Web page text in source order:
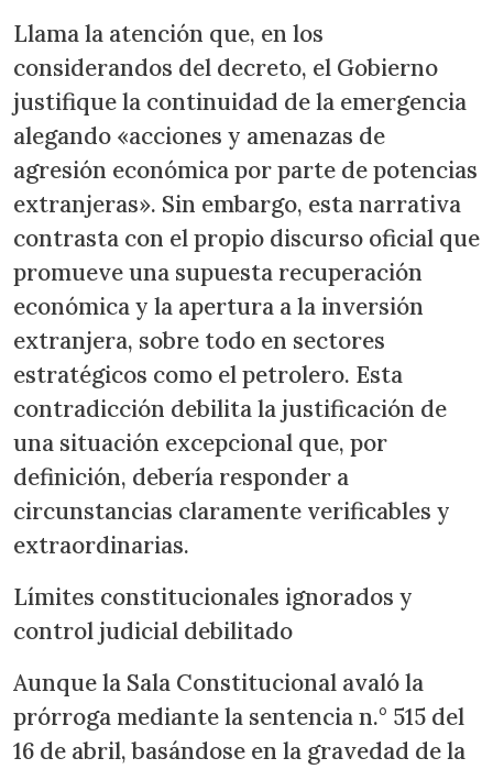
Llama la atención que, en los
considerandos del decreto, el Gobierno
justifique la continuidad de la emergencia
alegando «acciones y amenazas de
agresión económica por parte de potencias
extranjeras». Sin embargo, esta narrativa
contrasta con el propio discurso oficial que
promueve una supuesta recuperación
económica y la apertura a la inversión
extranjera, sobre todo en sectores
estratégicos como el petrolero. Esta
contradicción debilita la justificación de
una situación excepcional que, por
definición, debería responder a
circunstancias claramente verificables y
extraordinarias.
Límites constitucionales ignorados y
control judicial debilitado
Aunque la Sala Constitucional avaló la
prórroga mediante la sentencia n.° 515 del
16 de abril, basándose en la gravedad de la